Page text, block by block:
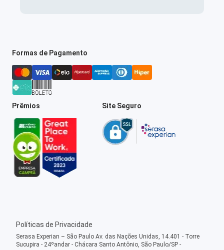
Formas de Pagamento
Prêmios Site Seguro
Políticas de Privacidade
Serasa Experian – São Paulo Av. das Nações Unidas, 14.401 - Torre
Sucupira - 24ºandar - Chácara Santo Antônio, São Paulo/SP -